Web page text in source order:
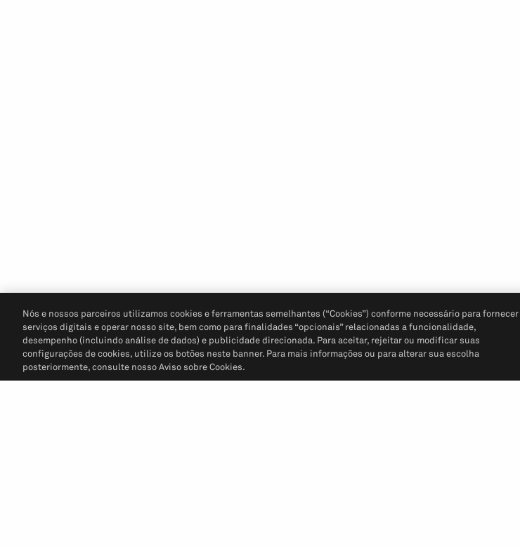
Nós e nossos parceiros utilizamos cookies e ferramentas semelhantes (“Cookies”) conforme necessário para fornecer
serviços digitais e operar nosso site, bem como para finalidades “opcionais” relacionadas a funcionalidade,
desempenho (incluindo análise de dados) e publicidade direcionada. Para aceitar, rejeitar ou modificar suas
configurações de cookies, utilize os botões neste banner. Para mais informações ou para alterar sua escolha
posteriormente, consulte nosso Aviso sobre Cookies.